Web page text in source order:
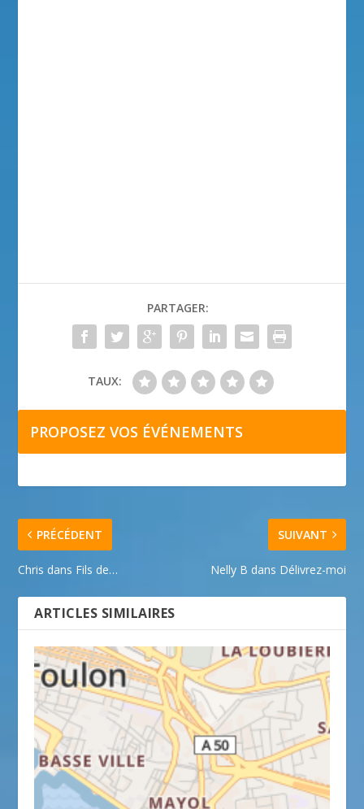
PARTAGER:
TAUX:
PROPOSEZ VOS ÉVÉNEMENTS
PRÉCÉDENT
Chris dans Fils de…
SUIVANT
Nelly B dans Délivrez-moi
ARTICLES SIMILAIRES